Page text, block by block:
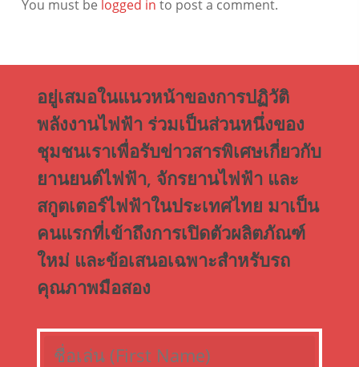
You must be logged in to post a comment.
อยู่เสมอในแนวหน้าของการปฏิวัติ
พลังงานไฟฟ้า ร่วมเป็นส่วนหนึ่งของ
ชุมชนเราเพื่อรับข่าวสารพิเศษเกี่ยวกับ
ยานยนต์ไฟฟ้า, จักรยานไฟฟ้า และ
สกูตเตอร์ไฟฟ้าในประเทศไทย มาเป็น
คนแรกที่เข้าถึงการเปิดตัวผลิตภัณฑ์
ใหม่ และข้อเสนอเฉพาะสำหรับรถ
คุณภาพมือสอง